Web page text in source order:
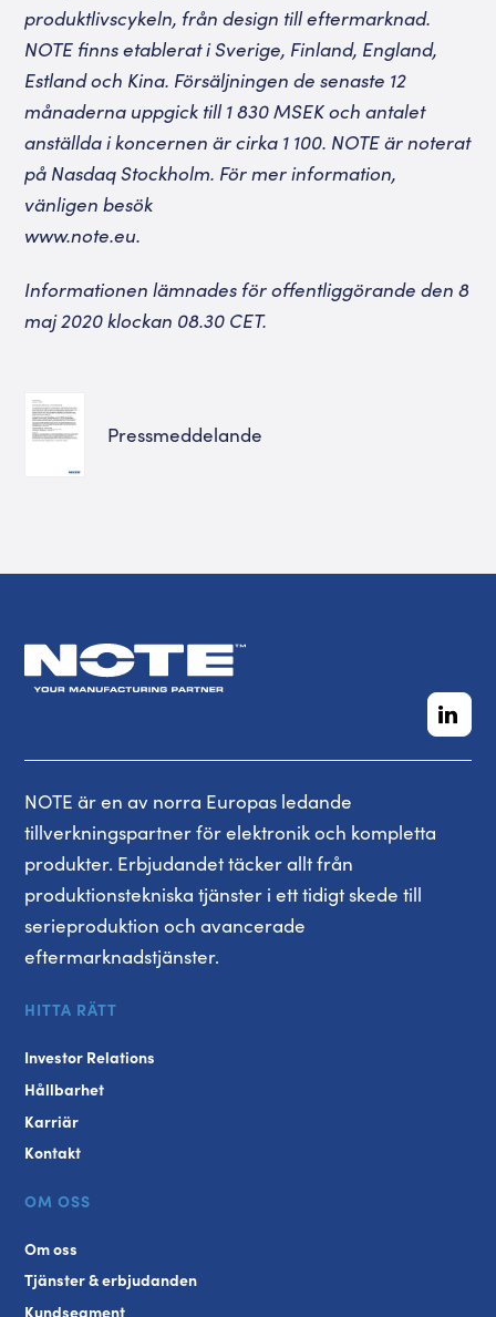
produktlivscykeln, från design till eftermarknad.
NOTE finns etablerat i Sverige, Finland, England,
Estland och Kina. Försäljningen de senaste 12
månaderna uppgick till 1 830 MSEK och antalet
anställda i koncernen är cirka 1 100. NOTE är noterat
på Nasdaq Stockholm. För mer information,
vänligen besök
www.note.eu.
Informationen lämnades för offentliggörande den 8
maj 2020 klockan 08.30 CET.
Pressmeddelande
NOTE är en av norra Europas ledande
tillverkningspartner för elektronik och kompletta
produkter. Erbjudandet täcker allt från
produktionstekniska tjänster i ett tidigt skede till
serieproduktion och avancerade
eftermarknadstjänster.
HITTA RÄTT
Investor Relations
Hållbarhet
Karriär
Kontakt
OM OSS
Om oss
Tjänster & erbjudanden
Kundsegment